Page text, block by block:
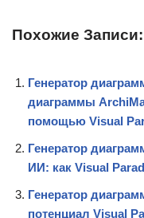
Похожие Записи:
Генератор
диаграммы
помощью Visual
Генератор
ИИ: как Visual
Генератор
потенциал Visual